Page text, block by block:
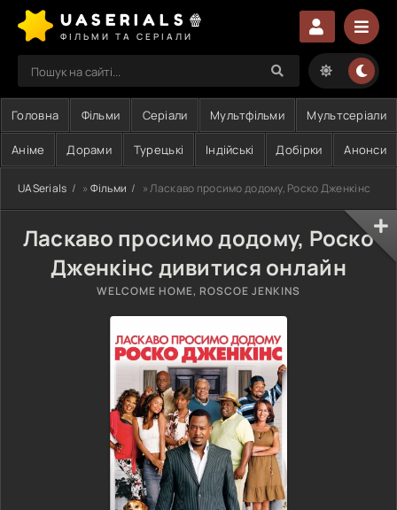
UASERIALS🍿
ФІЛЬМИ ТА СЕРІАЛИ
Головна Фільми Серіали Мультфільми Мультсеріали
Аніме Дорами Турецькі Індійські Добірки Анонси
UASerials » Фільми » Ласкаво просимо додому, Роско Дженкінс
Ласкаво просимо додому, Роско
Дженкінс дивитися онлайн
WELCOME HOME, ROSCOE JENKINS